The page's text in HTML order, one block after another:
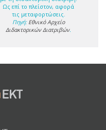
Ως επί το πλείστον, αφορά
τις μεταφορτώσεις.
Πηγή: Εθνικό Αρχείο
Διδακτορικών Διατριβών.